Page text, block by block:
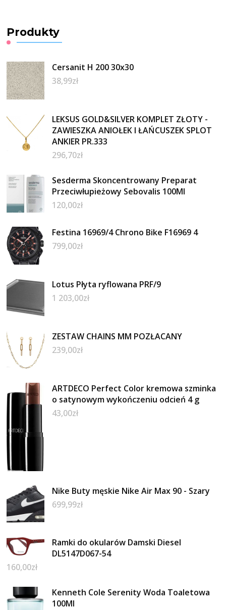
Produkty
Cersanit H 200 30x30
38,99zł
LEKSUS GOLD&SILVER KOMPLET ZŁOTY -
ZAWIESZKA ANIOŁEK I ŁAŃCUSZEK SPLOT
ANKIER PR.333
296,70zł
Sesderma Skoncentrowany Preparat
Przeciwłupieżowy Sebovalis 100Ml
120,00zł
Festina 16969/4 Chrono Bike F16969 4
799,00zł
Lotus Płyta ryflowana PRF/9
1 203,00zł
ZESTAW CHAINS MM POZŁACANY
239,00zł
ARTDECO Perfect Color kremowa szminka
o satynowym wykończeniu odcień 4 g
43,00zł
Nike Buty męskie Nike Air Max 90 - Szary
699,99zł
Ramki do okularów Damski Diesel
DL5147D067-54
160,00zł
Kenneth Cole Serenity Woda Toaletowa
100Ml